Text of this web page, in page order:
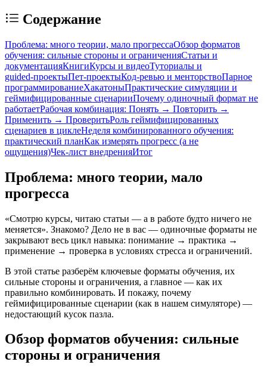
Содержание
Проблема: много теории, мало прогрессаОбзор форматов
обучения: сильные стороны и ограниченияСтатьи и
документацияКнигиКурсы и видеоТуториалы и
guided‑проектыПет‑проектыКод‑ревью и менторствоПарное
программированиеХакатоныПрактические симуляции и
геймифицированные сценарииПочему одиночный формат не
работаетРабочая комбинация: Понять → Повторить →
Применить → ПроверитьРоль геймифицированных
сценариев в циклеНеделя комбинированного обучения:
практический планКак измерять прогресс (а не
ощущения)Чек‑лист внедренияИтог
Проблема: много теории, мало
прогресса
«Смотрю курсы, читаю статьи — а в работе будто ничего не
меняется». Знакомо? Дело не в вас — одиночные форматы не
закрывают весь цикл навыка: понимание → практика →
применение → проверка в условиях стресса и ограничений.
В этой статье разберём ключевые форматы обучения, их
сильные стороны и ограничения, а главное — как их
правильно комбинировать. И покажу, почему
геймифицированные сценарии (как в нашем симуляторе) —
недостающий кусок пазла.
Обзор форматов обучения: сильные
стороны и ограничения